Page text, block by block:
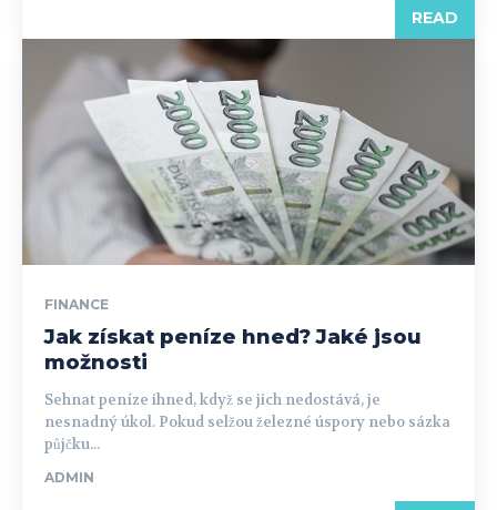
READ
FINANCE
Jak získat peníze hned? Jaké jsou
možnosti
Sehnat peníze ihned, když se jich nedostává, je
nesnadný úkol. Pokud selžou železné úspory nebo sázka
půjčku...
ADMIN